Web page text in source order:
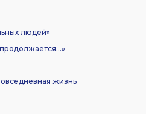
людей»
жизнь